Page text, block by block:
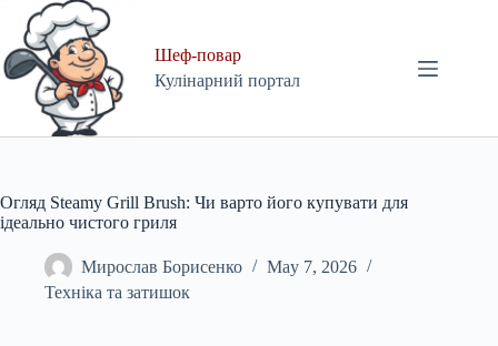
content
Шеф-повар
Кулінарний портал
Огляд Steamy Grill Brush: Чи варто його купувати для
ідеально чистого гриля
Мирослав Борисенко
May 7, 2026
Техніка та затишок